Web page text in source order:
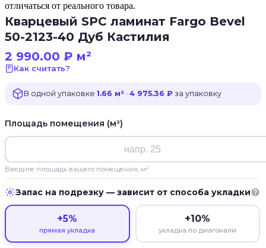
отличаться от реального товара.
Кварцевый SPC ламинат Fargo Bevel
50-2123-40 Дуб Кастилия
2 990.00 ₽ м²
Как считать?
В одной упаковке 1.66 м² · 4 975.36 ₽ за упаковку
Площадь помещения (м²)
Введите площадь вашего помещения, м²
Запас на подрезку — зависит от способа укладки
+5%
прямая укладка
+10%
укладка по диагонали